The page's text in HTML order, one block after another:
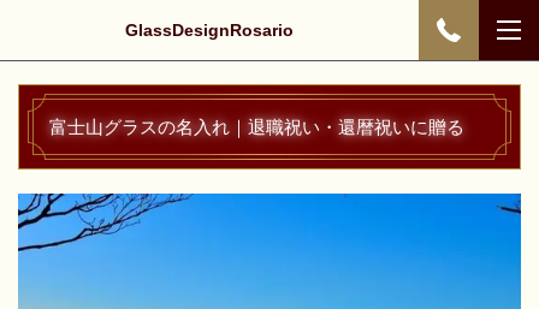
GlassDesignRosario
富士山グラスの名入れ｜退職祝い・還暦祝いに贈る